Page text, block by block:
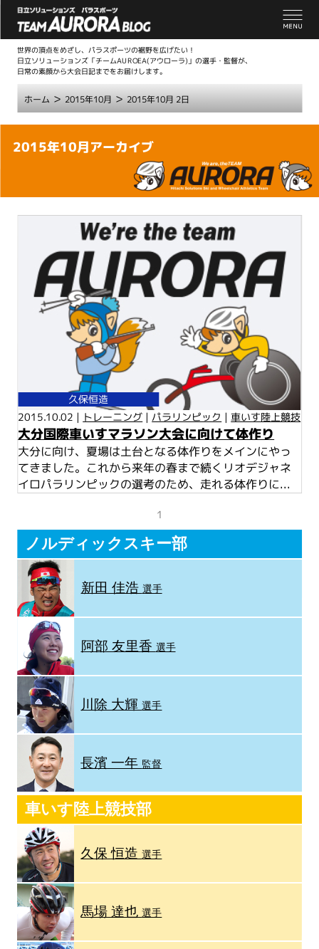
世界の頂点をめざし、パラスポーツの裾野を広げたい！
日立ソリューションズ「チームAUROEA(アウローラ)」の選手・監督が、
日常の素顔から大会日記までをお届けします。
ホーム > 2015年10月 > 2015年10月 2日
本
2015年10月アーカイブ
久保恒造
2015.10.02 | トレーニング | パラリンピック |車いす陸上競技
大分国際車いすマラソン大会に向けて体作り
大分に向け、夏場は土台となる体作りをメインにやっ
てきました。これから来年の春まで続くリオデジャネ
イロパラリンピックの選考のため、走れる体作りに...
1
ノルディックスキー部
新田 佳浩 選手
阿部 友里香 選手
川除 大輝選手
長濱 一年 監督
車いす陸上競技部
久保 恒造選手
馬場 達也選手